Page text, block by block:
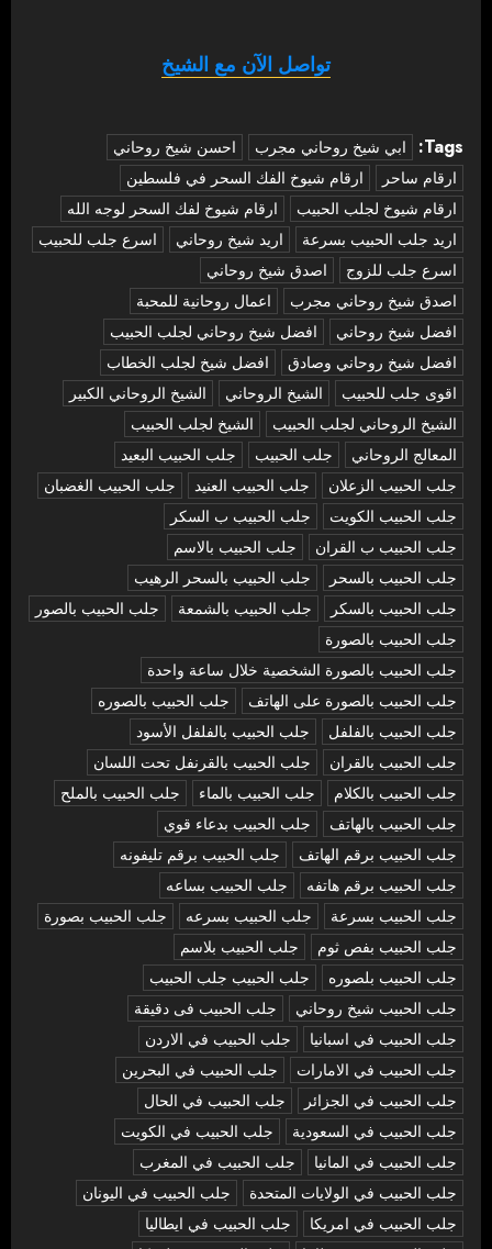
تواصل الآن مع الشيخ
Tags: ‏ابي شيخ روحاني مجرب
احسن شيخ روحاني
ارقام ساحر
ارقام شيوخ الفك السحر في فلسطين
ارقام شيوخ لجلب الحبيب
ارقام شيوخ لفك السحر لوجه الله
اريد جلب الحبيب بسرعة
اريد شيخ روحاني
اسرع جلب للحبيب
اسرع جلب للزوج
اصدق شيخ روحاني
اصدق شيخ روحاني مجرب
اعمال روحانية للمحبة
افضل شيخ روحاني
افضل شيخ روحاني لجلب الحبيب
افضل شيخ روحاني وصادق
افضل شيخ لجلب الخطاب
اقوى جلب للحبيب
الشيخ الروحاني
الشيخ الروحاني الكبير
الشيخ الروحاني لجلب الحبيب
الشيخ لجلب الحبيب
المعالج الروحاني
جلب الحبيب
جلب الحبيب البعيد
جلب الحبيب الزعلان
جلب الحبيب العنيد
جلب الحبيب الغضبان
جلب الحبيب الكويت
جلب الحبيب ب السكر
جلب الحبيب ب القران
جلب الحبيب بالاسم
جلب الحبيب بالسحر
جلب الحبيب بالسحر الرهيب
جلب الحبيب بالسكر
جلب الحبيب بالشمعة
جلب الحبيب بالصور
جلب الحبيب بالصورة
جلب الحبيب بالصورة الشخصية خلال ساعة واحدة
جلب الحبيب بالصورة على الهاتف
جلب الحبيب بالصوره
جلب الحبيب بالفلفل
جلب الحبيب بالفلفل الأسود
جلب الحبيب بالقران
جلب الحبيب بالقرنفل تحت اللسان
جلب الحبيب بالكلام
جلب الحبيب بالماء
جلب الحبيب بالملح
جلب الحبيب بالهاتف
جلب الحبيب بدعاء قوي
جلب الحبيب برقم الهاتف
جلب الحبيب برقم تليفونه
جلب الحبيب برقم هاتفه
جلب الحبيب بساعه
جلب الحبيب بسرعة
جلب الحبيب بسرعه
جلب الحبيب بصورة
جلب الحبيب بفص ثوم
جلب الحبيب بلاسم
جلب الحبيب بلصوره
جلب الحبيب جلب الحبيب
جلب الحبيب شيخ روحاني
جلب الحبيب فى دقيقة
جلب الحبيب في اسبانيا
جلب الحبيب في الاردن
جلب الحبيب في الامارات
جلب الحبيب في البحرين
جلب الحبيب في الجزائر
جلب الحبيب في الحال
جلب الحبيب في السعودية
جلب الحبيب في الكويت
جلب الحبيب في المانيا
جلب الحبيب في المغرب
جلب الحبيب في الولايات المتحدة
جلب الحبيب في اليونان
جلب الحبيب في امريكا
جلب الحبيب في ايطاليا